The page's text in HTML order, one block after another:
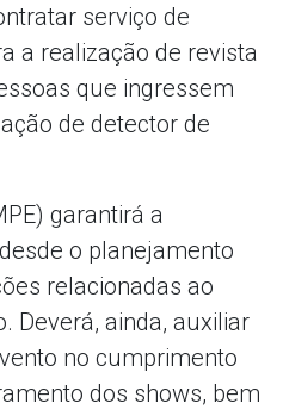
serviço de
a realização de revista
que ingressem
de detector de
garantirá a
o planejamento
relacionadas ao
Deverá, ainda, auxiliar
no cumprimento
dos shows, bem